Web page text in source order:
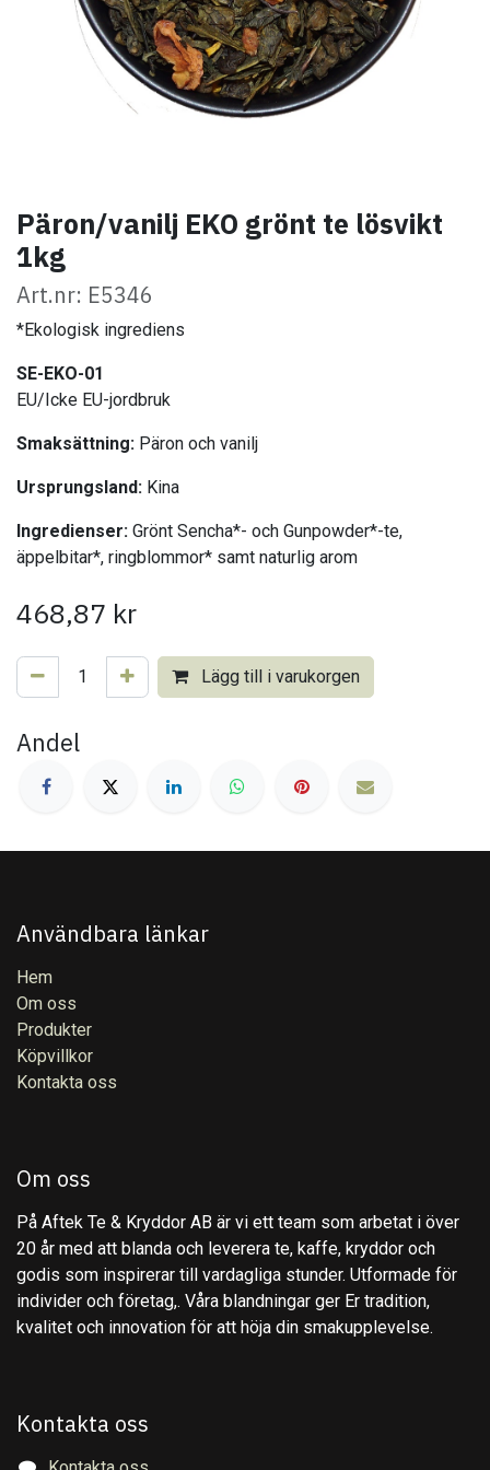
Päron/vanilj EKO grönt te lösvikt
1kg
Art.nr: E5346
*Ekologisk ingrediens
SE-EKO-01
EU/Icke EU-jordbruk
Smaksättning: Päron och vanilj
Ursprungsland: Kina
Ingredienser: Grönt Sencha*- och Gunpowder*-te,
äppelbitar*, ringblommor* samt naturlig arom
468,87 kr
Lägg till i varukorgen
Andel
Användbara länkar
Hem
Om oss
Produkter
Köpvillkor
Kontakta oss
Om oss
På Aftek Te & Kryddor AB är vi ett team som arbetat i över
20 år med att blanda och leverera te, kaffe, kryddor och
godis som inspirerar till vardagliga stunder. Utformade för
individer och företag,. Våra blandningar ger Er tradition,
kvalitet och innovation för att höja din smakupplevelse.
Kontakta oss